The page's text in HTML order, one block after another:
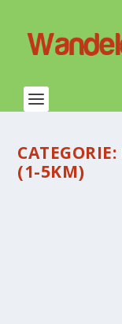
CATEGORIE:
(1-5KM)